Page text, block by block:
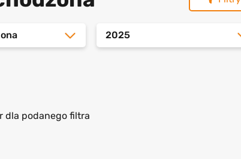
2025
dla podanego filtra